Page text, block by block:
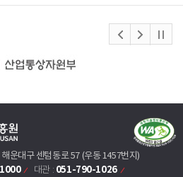
운대구 센텀동로 57 (우동 1457번지)
대관 : 051-790-1026